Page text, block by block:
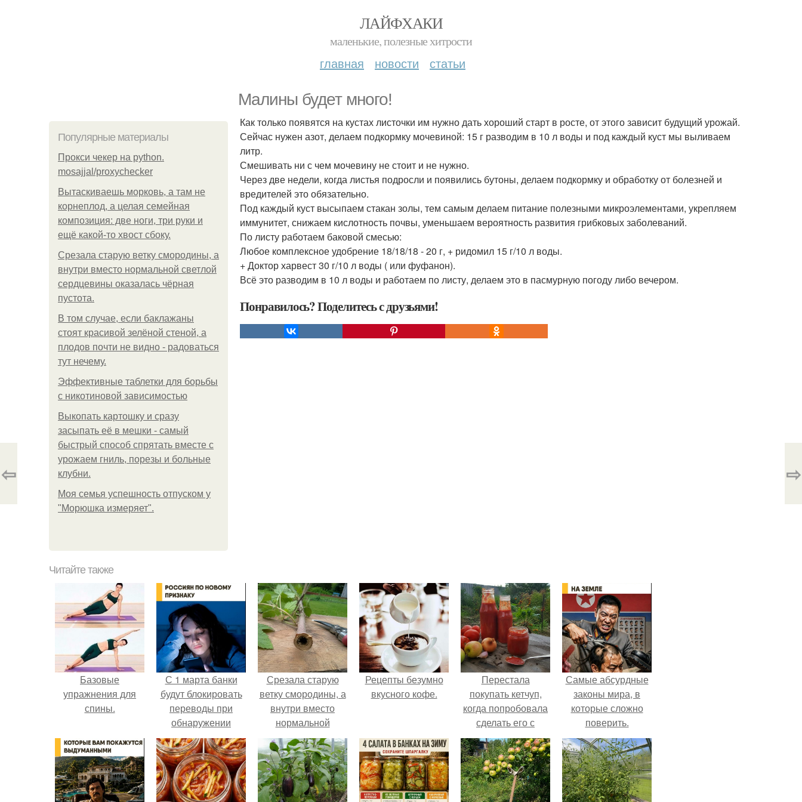
ЛАЙФХАКИ
маленькие, полезные хитрости
главная новости статьи
Малины будет много!
Популярные материалы
Прокси чекер на python.
mosajjal/proxychecker
Вытаскиваешь морковь, а там не
корнеплод, а целая семейная
композиция: две ноги, три руки и
ещё какой-то хвост сбоку.
Срезала старую ветку смородины, а
внутри вместо нормальной светлой
сердцевины оказалась чёрная
пустота.
В том случае, если баклажаны
стоят красивой зелёной стеной, а
плодов почти не видно - радоваться
тут нечему.
Эффективные таблетки для борьбы
с никотиновой зависимостью
Выкопать картошку и сразу
засыпать её в мешки - самый
быстрый способ спрятать вместе с
урожаем гниль, порезы и больные
клубни.
Моя семья успешность отпуском у
"Морюшка измеряет".
Как только появятся на кустах листочки им нужно дать хороший старт в росте, от этого зависит будущий урожай.
Сейчас нужен азот, делаем подкормку мочевиной: 15 г разводим в 10 л воды и под каждый куст мы выливаем
литр.
Смешивать ни с чем мочевину не стоит и не нужно.
Через две недели, когда листья подросли и появились бутоны, делаем подкормку и обработку от болезней и
вредителей это обязательно.
Под каждый куст высыпаем стакан золы, тем самым делаем питание полезными микроэлементами, укрепляем
иммунитет, снижаем кислотность почвы, уменьшаем вероятность развития грибковых заболеваний.
По листу работаем баковой смесью:
Любое комплексное удобрение 18/18/18 - 20 г, + ридомил 15 г/10 л воды.
+ Доктор харвест 30 г/10 л воды ( или фуфанон).
Всё это разводим в 10 л воды и работаем по листу, делаем это в пасмурную погоду либо вечером.
Понравилось? Поделитесь с друзьями!
⇦ ⇨
Читайте также
Базовые
упражнения для
спины.
С 1 марта банки
будут блокировать
переводы при
обнаружении
вируса.
Срезала старую
ветку смородины, а
внутри вместо
нормальной
светлой
сердцевины
оказалась чёрная
пустота.
Рецепты безумно
вкусного кофе.
Перестала
покупать кетчуп,
когда попробовала
сделать его с
яблоками.
Самые абсурдные
законы мира, в
которые сложно
поверить.